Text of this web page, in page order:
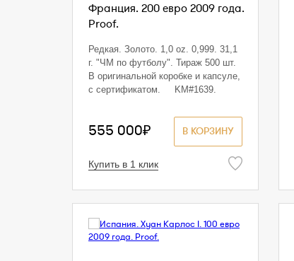
Франция. 200 евро 2009 года.
Proof.
Редкая. Золото. 1,0 oz. 0,999. 31,1
г. "ЧМ по футболу". Тираж 500 шт.
В оригинальной коробке и капсуле,
с сертификатом. KM#1639.
В КОРЗИНУ
555 000₽
Купить в 1 клик